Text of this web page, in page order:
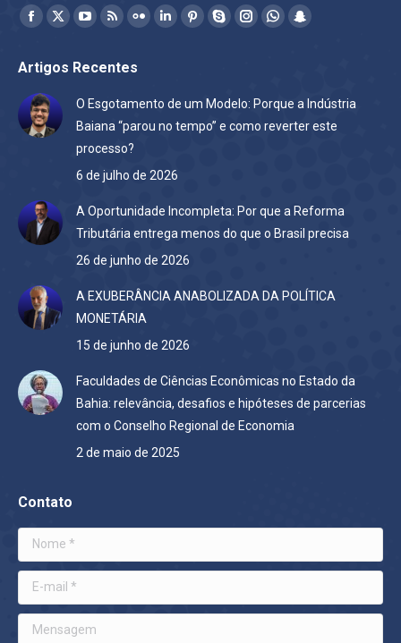
Encontre-nos em:
Facebook
opens
in
new
window
X
opens
new
YouTube
opens
in
new
Rss
opens
new
window
FlickrLinkedin
in
new
Pinterest
new
SkypeInstagram
in
Whatsapp
new
Snapchat
in
Artigos Recentes
O Esgotamento de um Modelo: Porque a Indústria
Baiana “parou no tempo” e como reverter este
processo?
6 de julho de 2026
A Oportunidade Incompleta: Por que a Reforma
Tributária entrega menos do que o Brasil precisa
26 de junho de 2026
A EXUBERÂNCIA ANABOLIZADA DA POLÍTICA
MONETÁRIA
15 de junho de 2026
Faculdades de Ciências Econômicas no Estado da
Bahia: relevância, desafios e hipóteses de parcerias
com o Conselho Regional de Economia
2 de maio de 2025
Contato
Nome *
E-mail *
Mensagem